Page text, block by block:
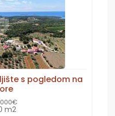
s pogledom na
m2